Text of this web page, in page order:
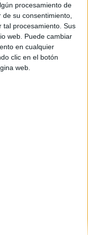
procesamiento de
su consentimiento,
tal procesamiento. Sus
web. Puede cambiar
en cualquier
clic en el botón
web.